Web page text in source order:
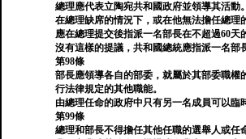
總理應代表立陶宛共和國政府並領導其活動。
在總理缺席的情況下，或在他無法擔任總理
應在總理提交後指派一名部長在不超過60天
沒有這樣的提議，共和國總統應指派一名部
第98條
部長應領導各自的部委，就屬於其部委職權
行法律規定的其他職能。
由總理任命的政府中只有另一名成員可以臨
第99條
總理和部長不得擔任其他任職的選舉人或任